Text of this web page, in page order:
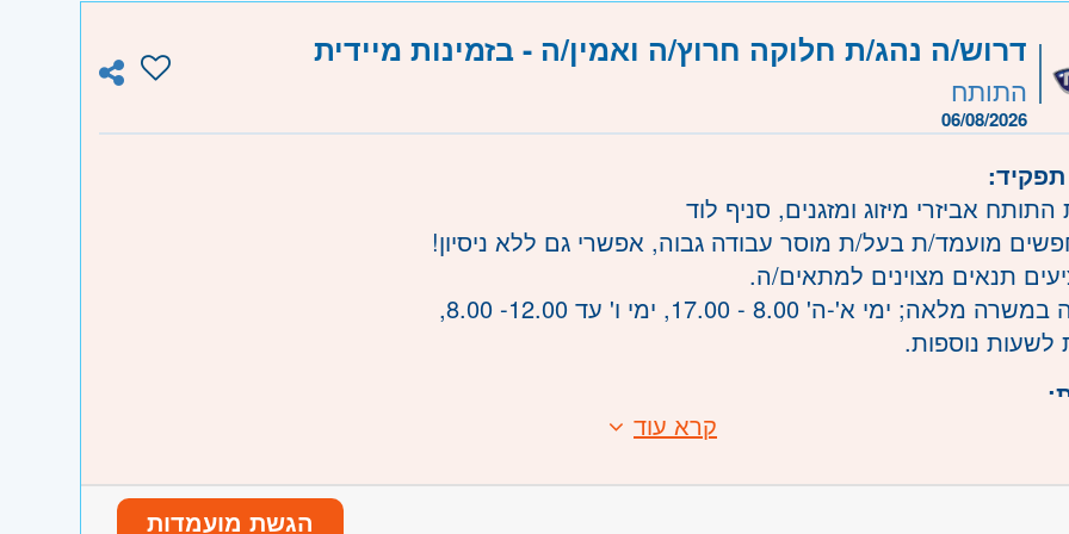
- ירושלים
דרוש/ה נהג/ת חלוקה חרוץ/ה ואמין/ה - בזמינות מיידית
התותח
06/08/2026
אביזרי מיזוג ומזגנים, סניף לוד
מועמד/ת בעל/ת מוסר עבודה גבוה, אפשרי גם ללא ניסיון!
תנאים מצוינים למתאים/ה.
מלאה; ימי א'-ה' 8.00 - 17.00, ימי ו' עד 12.00- 8.00,
לשעות נוספות.
ניסיון קודם - יתרון, אך לא חובה, הכשרה תינתן בחברה
עבודה בצוות.
קרא עוד
הגשת מועמדות